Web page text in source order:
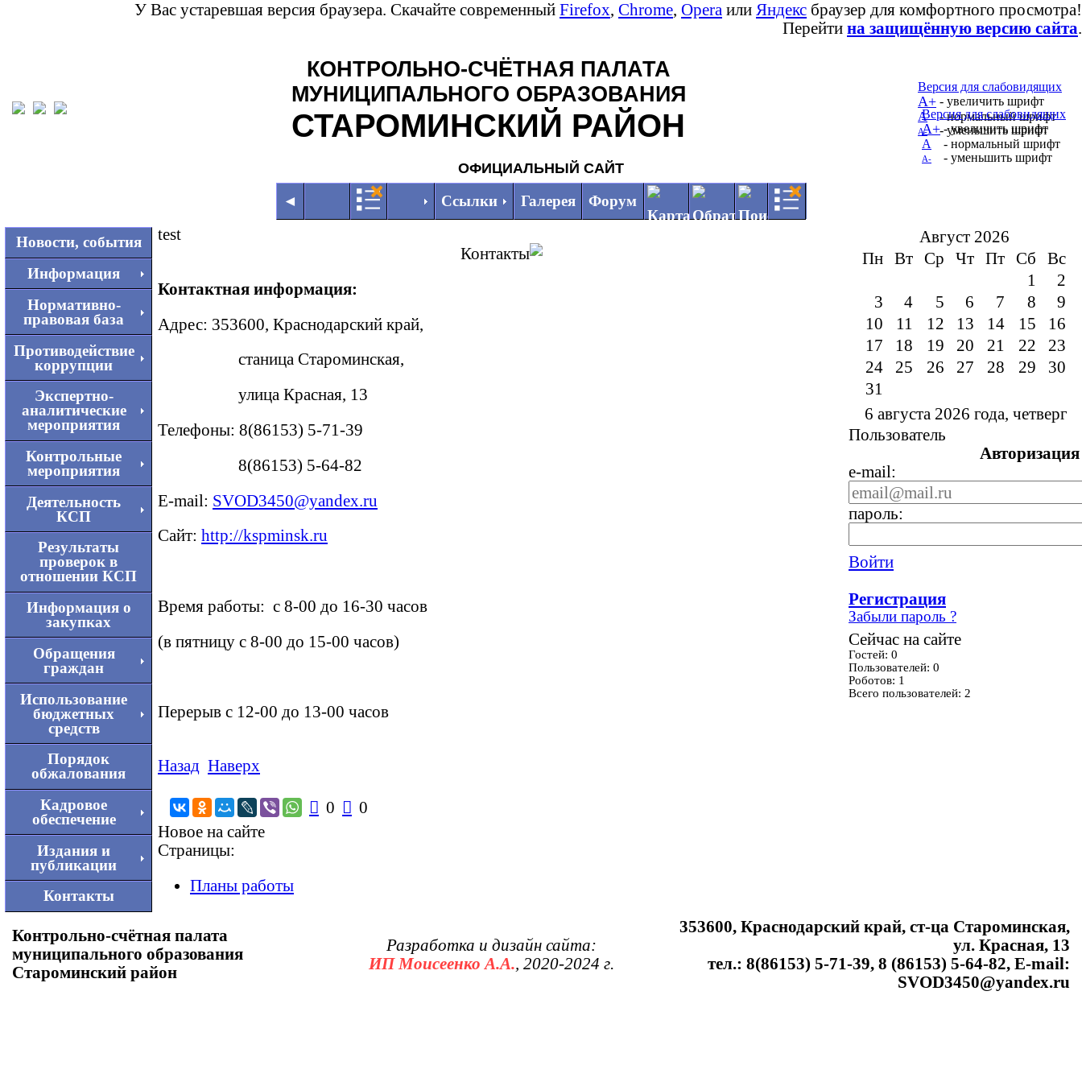
У Вас устаревшая версия браузера. Скачайте современный Firefox, Chrome, Opera или Яндекс браузер для комфортного просмотра!
Перейти на защищённую версию сайта.
КОНТРОЛЬНО-СЧЁТНАЯ ПАЛАТА
МУНИЦИПАЛЬНОГО ОБРАЗОВАНИЯ
СТАРОМИНСКИЙ РАЙОН
Версия для слабовидящих
А+ - увеличить шрифт
А
- нормальный шрифт
А- - уменьшить шрифт
ОФИЦИАЛЬНЫЙ САЙТ
Версия для слабовидящих
А+- увеличить шрифт
А
- нормальный шрифт
А- - уменьшить шрифт
◄ Ссылки Галерея Форум
Новости, события
Информация
Нормативно-
правовая база
Противодействие
коррупции
Экспертно-
аналитические
мероприятия
Контрольные
мероприятия
Деятельность
КСП
Результаты
проверок в
отношении КСП
Информация о
закупках
Обращения
граждан
Использование
бюджетных
средств
Порядок
обжалования
Кадровое
обеспечение
Издания и
публикации
Контакты
test
Контакты
Контактная информация:
Адрес: 353600, Краснодарский край,
станица Староминская,
улица Красная, 13
Телефоны: 8(86153) 5-71-39
8(86153) 5-64-82
Е-mail: SVOD3450@yandex.ru
Сайт: http://kspminsk.ru
Время работы: с 8-00 до 16-30 часов
(в пятницу с 8-00 до 15-00 часов)
Перерыв с 12-00 до 13-00 часов
Назад Наверх
 0  0
Новое на сайте
Страницы:
Планы работы
Август 2026
Пн
Вт Ср Чт Пт Сб
Вс
1
2
3
4 5 6 7 8
9
10
11 12 13 14 15
16
17
18 19 20 21 22
23
24
25 26 27 28 29
30
31
6 августа 2026 года, четверг
Пользователь
Авторизация
e-mail:
пароль:
Войти
Регистрация
Забыли пароль ?
Сейчас на сайте
Гостей: 0
Пользователей: 0
Роботов: 1
Всего пользователей: 2
Контрольно-счётная палата
муниципального образования
Староминский район
Разработка и дизайн сайта:
ИП Моисеенко А.А., 2020-2024 г.
353600, Краснодарский край, ст-ца Староминская,
ул. Красная, 13
тел.: 8(86153) 5-71-39, 8 (86153) 5-64-82, E-mail:
SVOD3450@yandex.ru